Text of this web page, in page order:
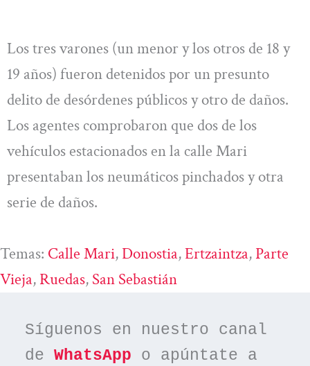
Los tres varones (un menor y los otros de 18 y
19 años) fueron detenidos por un presunto
delito de desórdenes públicos y otro de daños.
Los agentes comprobaron que dos de los
vehículos estacionados en la calle Mari
presentaban los neumáticos pinchados y otra
serie de daños.
Temas: Calle Mari, Donostia, Ertzaintza, Parte
Vieja, Ruedas, San Sebastián
Síguenos en nuestro canal
de WhatsApp o apúntate a